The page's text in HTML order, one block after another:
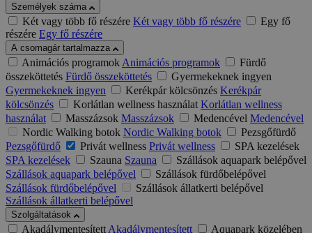
Személyek száma
Két vagy több fő részére Két vagy több fő részére
Egy fő
részére Egy fő részére
A csomagár tartalmazza
Animációs programokAnimációs programok
Fürdő
összeköttetés Fürdő összeköttetés
Gyermekeknek ingyen
Gyermekeknek ingyen
Kerékpár kölcsönzés Kerékpár
kölcsönzés
Korlátlan wellness használat Korlátlan wellness
használat
Masszázsok Masszázsok Medencével Medencével
Nordic Walking botok Nordic Walking botok
Pezsgőfürdő
Pezsgőfürdő
Privát wellness Privát wellness
SPA kezelések
SPA kezelések
Szauna Szauna
Szállások aquapark belépővel
Szállások aquapark belépővel
Szállások fürdőbelépővel
Szállások fürdőbelépővel
Szállások állatkerti belépővel
Szállások állatkerti belépővel
Szolgáltatások
AkadálymentesítettAkadálymentesített
Aquapark közelében